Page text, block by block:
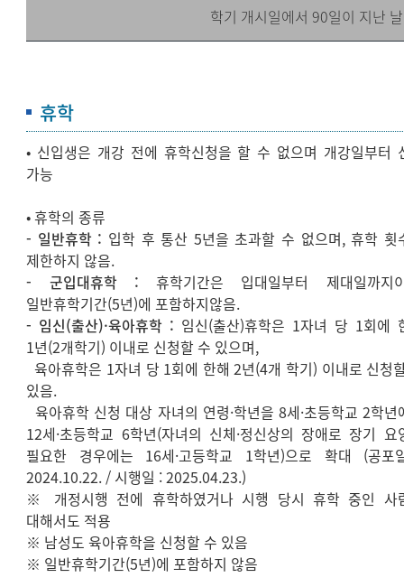
학기 개시일에서 90일이 지난 날
휴학
• 신입생은 개강 전에 휴학신청을 할 수 없으며 개강일부터
가능
• 휴학의 종류
- 일반휴학 : 입학 후 통산 5년을 초과할 수 없으며, 휴학 횟
제한하지 않음.
- 군입대휴학 :휴학기간은 입대일부터 제대일까지
일반휴학기간(5년)에 포함하지않음.
- 임신(출산)·육아휴학 : 임신(출산)휴학은 1자녀 당 1회에
1년(2개학기) 이내로 신청할 수 있으며,
육아휴학은 1자녀 당 1회에 한해 2년(4개 학기) 이내로 신청
있음.
육아휴학 신청 대상 자녀의 연령·학년을 8세·초등학교 2학년
12세·초등학교 6학년(자녀의 신체·정신상의 장애로 장기 요
필요한 경우에는 16세·고등학교 1학년)으로 확대 (공
2024.10.22. / 시행일 : 2025.04.23.)
※ 개정시행 전에 휴학하였거나 시행 당시 휴학 중인 사
대해서도 적용
※ 남성도 육아휴학을 신청할 수 있음
※ 일반휴학기간(5년)에 포함하지 않음